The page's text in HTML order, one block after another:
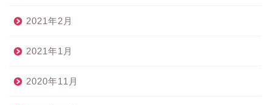
2021年2月
2021年1月
2020年11月